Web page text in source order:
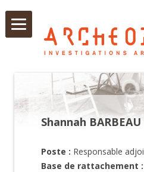
au
Shannah BARBEAU
Poste : Responsable
Base de rattachement :